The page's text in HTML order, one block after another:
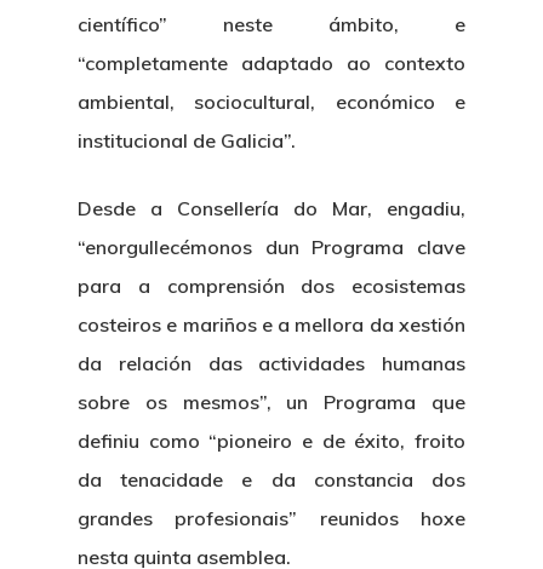
científico” neste ámbito, e
“completamente adaptado ao contexto
ambiental, sociocultural, económico e
institucional de Galicia”.
Desde a Consellería do Mar, engadiu,
“enorgullecémonos dun Programa clave
para a comprensión dos ecosistemas
costeiros e mariños e a mellora da xestión
da relación das actividades humanas
sobre os mesmos”, un Programa que
definiu como “pioneiro e de éxito, froito
da tenacidade e da constancia dos
grandes profesionais” reunidos hoxe
nesta quinta asemblea.